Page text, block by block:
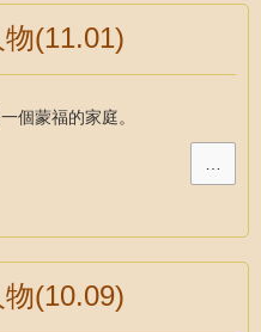
(11.01)
個蒙福的家庭。
…
(10.09)